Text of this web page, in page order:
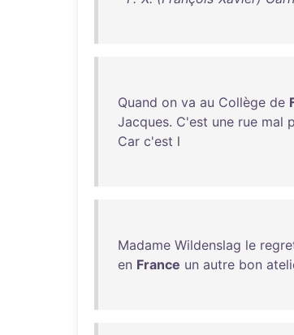
Quand on va au Collège de
Jacques. C'est une rue mal
Car c'est l
Madame Wildenslag le
en France un autre bon